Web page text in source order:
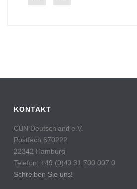
KONTAKT
CBN Deutschland e.V.
Postfach 670222
22342 Hamburg
Telefon: +49 (0)40 31 700 007 0
Schreiben Sie uns!